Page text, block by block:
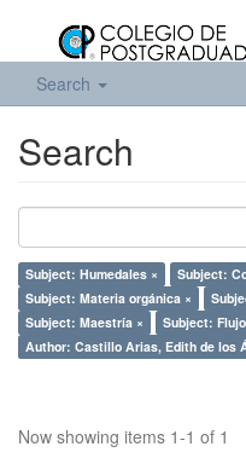
Search
Search
Subject: Humedales ×
Subject:
Subject: Materia orgánica ×
Subject: Maestría ×
Subject:
Author: Castillo Arias, Edith de los
Now showing items 1-1 of 1